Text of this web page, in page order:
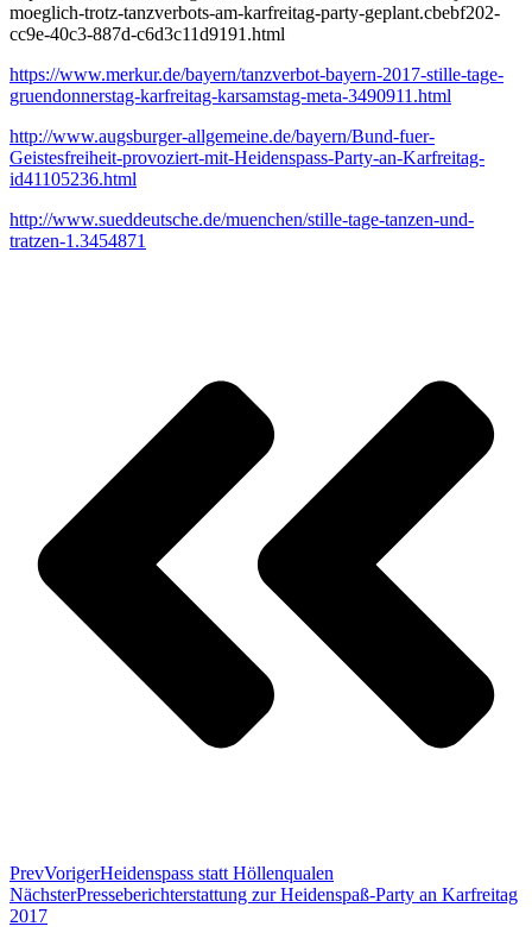
moeglich-trotz-tanzverbots-am-karfreitag-party-geplant.cbebf202-
cc9e-40c3-887d-c6d3c11d9191.html
https://www.merkur.de/bayern/tanzverbot-bayern-2017-stille-tage-
gruendonnerstag-karfreitag-karsamstag-meta-3490911.html
http://www.augsburger-allgemeine.de/bayern/Bund-fuer-
Geistesfreiheit-provoziert-mit-Heidenspass-Party-an-Karfreitag-
id41105236.html
http://www.sueddeutsche.de/muenchen/stille-tage-tanzen-und-
tratzen-1.3454871
PrevVorigerHeidenspass statt Höllenqualen
NächsterPresseberichterstattung zur Heidenspaß-Party an Karfreitag
2017